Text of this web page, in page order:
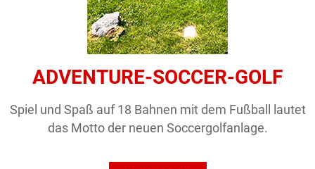
ADVENTURE-SOCCER-GOLF
Spiel und Spaß auf 18 Bahnen mit dem Fußball lautet
das Motto der neuen Soccergolfanlage.